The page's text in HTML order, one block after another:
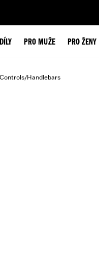
DÍLY PRO MUŽE PRO ŽENY
/Handlebars